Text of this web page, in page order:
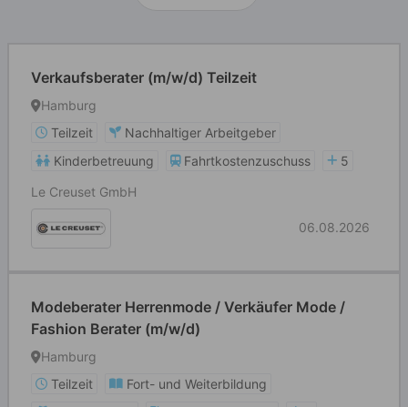
Verkaufsberater (m/w/d) Teilzeit
Hamburg
Teilzeit
Nachhaltiger Arbeitgeber
Kinderbetreuung
Fahrtkostenzuschuss
5
Le Creuset GmbH
06.08.2026
Modeberater Herrenmode / Verkäufer Mode /
Fashion Berater (m/w/d)
Hamburg
Teilzeit
Fort- und Weiterbildung